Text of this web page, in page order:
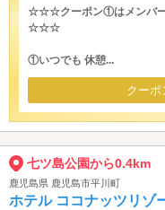
☆☆☆クーポン①はメンバー
☆☆☆
①いつでも 休憩...
クーポ
七ツ島公園から0.4km
鹿児島県 鹿児島市平川町
ホテル ココナッツリゾ